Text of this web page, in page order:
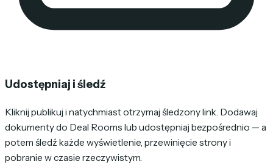
Udostępniaj i śledź
Kliknij publikuj i natychmiast otrzymaj śledzony link. Dodawaj
dokumenty do Deal Rooms lub udostępniaj bezpośrednio — a
potem śledź każde wyświetlenie, przewinięcie strony i
pobranie w czasie rzeczywistym.